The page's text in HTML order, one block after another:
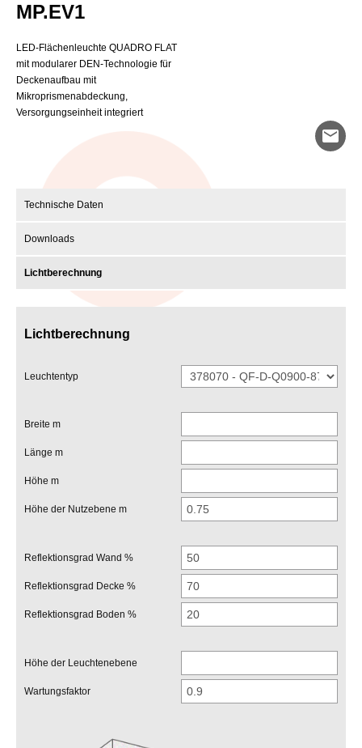
MP.EV1
LED-Flächenleuchte QUADRO FLAT
mit modularer DEN-Technologie für
Deckenaufbau mit
Mikroprismenabdeckung,
Versorgungseinheit integriert
mail
Technische Daten
Downloads
Lichtberechnung
Lichtberechnung
Leuchtentyp
Breite m
Länge m
Höhe m
Höhe der Nutzebene m
Reflektionsgrad Wand %
Reflektionsgrad Decke %
Reflektionsgrad Boden %
Höhe der Leuchtenebene
Wartungsfaktor